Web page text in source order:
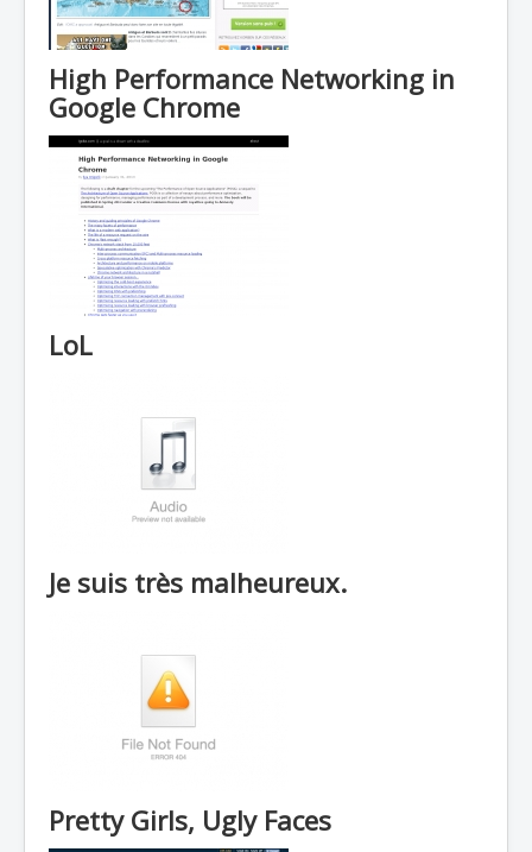
High Performance Networking in
Google Chrome
LoL
Je suis très malheureux.
Pretty Girls, Ugly Faces